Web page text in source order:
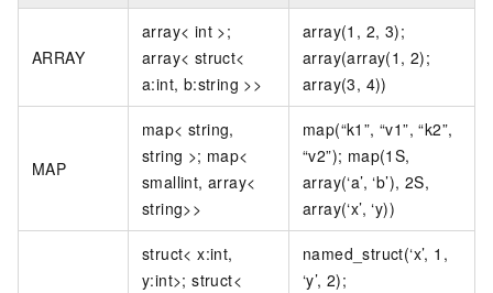
ARRAY
array< int >;
array< struct<
a:int, b:string >>
array(1, 2, 3);
array(array(1, 2);
array(3, 4))
MAP
map< string,
string >; map<
smallint, array<
string>>
map(“k1”, “v1”, “k2”,
“v2”); map(1S,
array(‘a’, ‘b’), 2S,
array(‘x’, ‘y))
struct< x:int,
y:int>; struct<
named_struct(‘x’, 1,
‘y’, 2);